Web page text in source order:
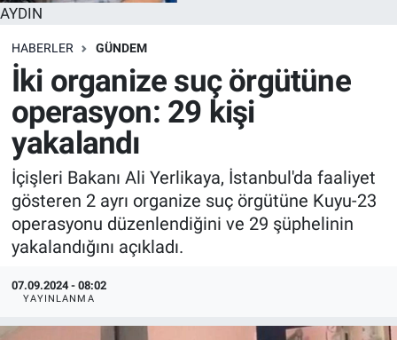
AYDIN
HABERLER GÜNDEM
İki organize suç örgütüne
operasyon: 29 kişi
yakalandı
İçişleri Bakanı Ali Yerlikaya, İstanbul'da faaliyet
gösteren 2 ayrı organize suç örgütüne Kuyu-23
operasyonu düzenlendiğini ve 29 şüphelinin
yakalandığını açıkladı.
07.09.2024 - 08:02
YAYINLANMA